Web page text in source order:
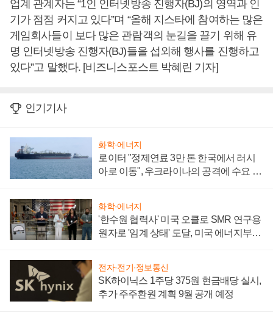
업계 관계자는 “1인 인터넷방송 진행자(BJ)의 영역과 인
기가 점점 커지고 있다”며 “올해 지스타에 참여하는 많은
게임회사들이 보다 많은 관람객의 눈길을 끌기 위해 유
명 인터넷방송 진행자(BJ)들을 섭외해 행사를 진행하고
있다”고 말했다. [비즈니스포스트 박혜린 기자]
인기기사
화학·에너지
로이터 "정제연료 3만 톤 한국에서 러시
아로 이동", 우크라이나의 공격에 수요 늘
화학·에너지
'한수원 협력사' 미국 오클로 SMR 연구용
원자로 '임계 상태' 도달, 미국 에너지부
전자·전기·정보통신
SK하이닉스 1주당 375원 현금배당 실시,
추가 주주환원 계획 9월 공개 예정